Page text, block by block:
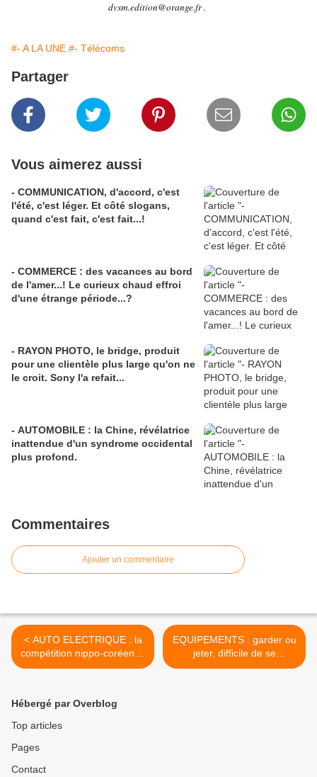
dvsm.edition@orange.fr .
#- A LA UNE #- Télécoms
Partager
Vous aimerez aussi
- COMMUNICATION, d'accord, c'est
l'été, c'est léger. Et côté slogans,
quand c'est fait, c'est fait...!
- COMMERCE : des vacances au bord
de l'amer...! Le curieux chaud effroi
d'une étrange période...?
- RAYON PHOTO, le bridge, produit
pour une clientèle plus large qu'on ne
le croit. Sony l'a refait...
- AUTOMOBILE : la Chine, révélatrice
inattendue d'un syndrome occidental
plus profond.
Commentaires
Ajouter un commentaire
< AUTO ELECTRIQUE : la
compétition nippo-coréenne
devient une bataille de
EQUIPEMENTS : garder ou
jeter, difficile de se
décider...! On verra ça... on
Hébergé par Overblog
Top articles
Pages
Contact